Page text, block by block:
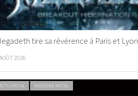
tire sa révérence à Paris et
2026
METAL WEBZINE METAL